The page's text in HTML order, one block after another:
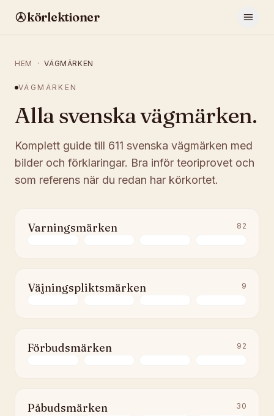
körlektioner
HEM · VÄGMÄRKEN
VÄGMÄRKEN
Alla svenska vägmärken.
Komplett guide till 611 svenska vägmärken med
bilder och förklaringar. Bra inför teoriprovet och
som referens när du redan har körkortet.
Varningsmärken 82
Väjningspliktsmärken 9
Förbudsmärken 92
Påbudsmärken 30